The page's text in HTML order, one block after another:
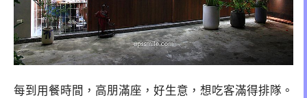
每到用餐時間，高朋滿座，好生意，想吃客滿得排隊。